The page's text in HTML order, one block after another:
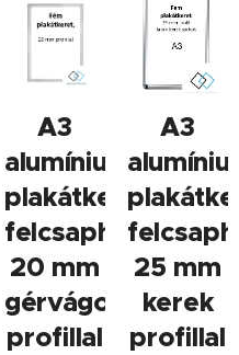
A3
alumínium
plakátkeret,
felcsapható,
20 mm
gérvágott
profillal
A3
25 mm
kerek
profillal